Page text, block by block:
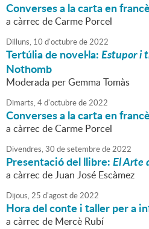
Converses a la carta en
a càrrec de Carme Porcel
Dilluns, 10 d'octubrede2022
Tertúlia de novel·la:Estupor i
Nothomb
Moderada per Gemma Tomàs
Dimarts,4d'octubrede2022
Converses a la carta en
a càrrec de Carme Porcel
Divendres,30 desetembrede2022
Presentació del llibre:El Arte
a càrrec de Juan José Escàmez
Dijous,25 d'agostde2022
Hora del conte i taller per a
a càrrec de Mercè Rubí